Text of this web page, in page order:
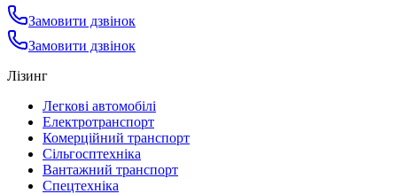
Замовити дзвінок
Замовити дзвінок
Лізинг
Легкові автомобілі
Електротранспорт
Комерційний транспорт
Сільгосптехніка
Вантажний транспорт
Спецтехніка